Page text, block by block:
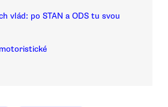
vlád: po STAN a ODS tu svou